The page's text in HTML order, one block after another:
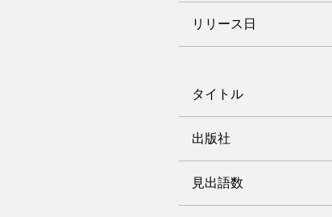
リリース日
タイトル
出版社
見出語数